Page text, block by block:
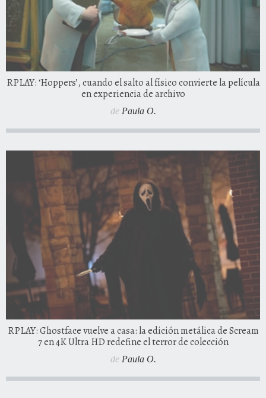
RPLAY: ‘Hoppers’, cuando el salto al físico convierte la película
en experiencia de archivo
de Paula O.
RPLAY: Ghostface vuelve a casa: la edición metálica de Scream
7 en 4K Ultra HD redefine el terror de colección
de Paula O.